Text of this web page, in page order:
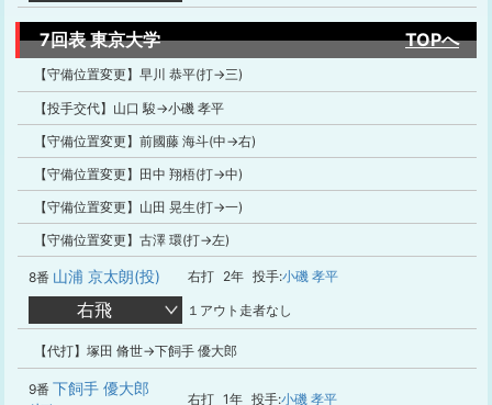
7回表 東京大学 TOPへ
【守備位置変更】早川 恭平(打→三)
【投手交代】山口 駿→小磯 孝平
【守備位置変更】前國藤 海斗(中→右)
【守備位置変更】田中 翔梧(打→中)
【守備位置変更】山田 晃生(打→一)
【守備位置変更】古澤 環(打→左)
8番 山浦 京太朗(投) 右打 2年 投手:小磯 孝平
右飛 １アウト走者なし
【代打】塚田 脩世→下飼手 優大郎
9番 下飼手 優大郎
右打 1年 投手:小磯 孝平